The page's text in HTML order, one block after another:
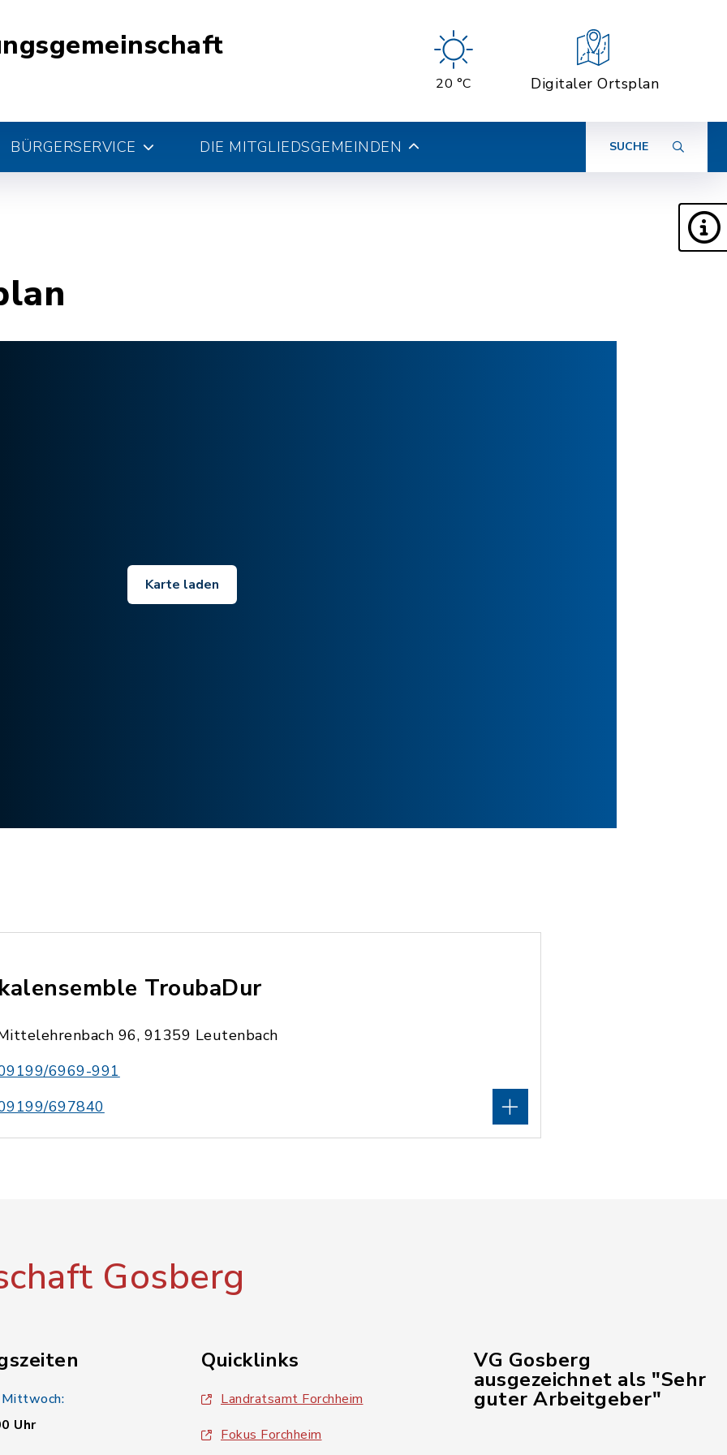
20 °C Digitaler Ortsplan
BÜRGERSERVICE DIE MITGLIEDSGEMEINDEN SUCHE
Karte laden
TroubaDur
96, 91359 Leutenbach
6969-991
697840
Gosberg
Uhr
Quicklinks
Landratsamt Forchheim
Fokus Forchheim
VG Gosberg
ausgezeichnet als "Sehr
guter Arbeitgeber"